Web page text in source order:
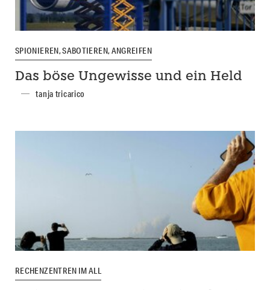
SPIONIEREN, SABOTIEREN, ANGREIFEN
Das böse Ungewisse und ein Held
tanja tricarico
RECHENZENTREN IM ALL